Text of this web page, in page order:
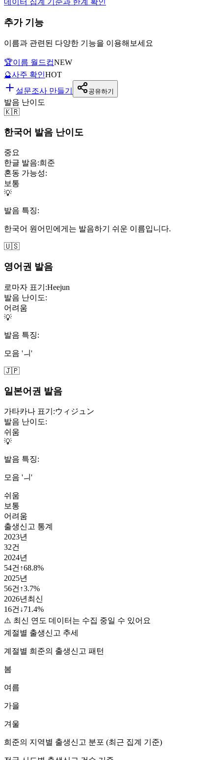
추가 기능
이름과 관련된 다양한 기능을 이용해보세요
🏆이름 월드컵NEW
🔮사주 확인HOT
설문조사 만들기
공유하기
발음 난이도
🇰🇷
한국어 발음 난이도
중요
한글 발음:희준
혼동 가능성:
보통
💡
발음 특징:
한국어 원어민에게는 발음하기 쉬운 이름입니다.
🇺🇸
영어권 발음
로마자 표기:Heejun
발음 난이도:
어려움
💡
발음 특징:
모음 'ㅢ'
🇯🇵
일본어권 발음
가타카나 표기:ウィジュン
발음 난이도:
쉬움
💡
발음 특징:
모음 'ㅢ'
쉬움
보통
어려움
출생신고 통계
2023년
32건
2024년
54건 ↑68.8%
2025년
56건 ↑3.7%
2026년 최신
16건 ↓71.4%
⚠️ 최신 연도 데이터는 수집 중일 수 있어요
계절별 출생신고 추세
계절별 희준의 출생신고 패턴
봄
여름
가을
겨울
희준의 지역별 출생신고 분포 (최근 집계 기준)